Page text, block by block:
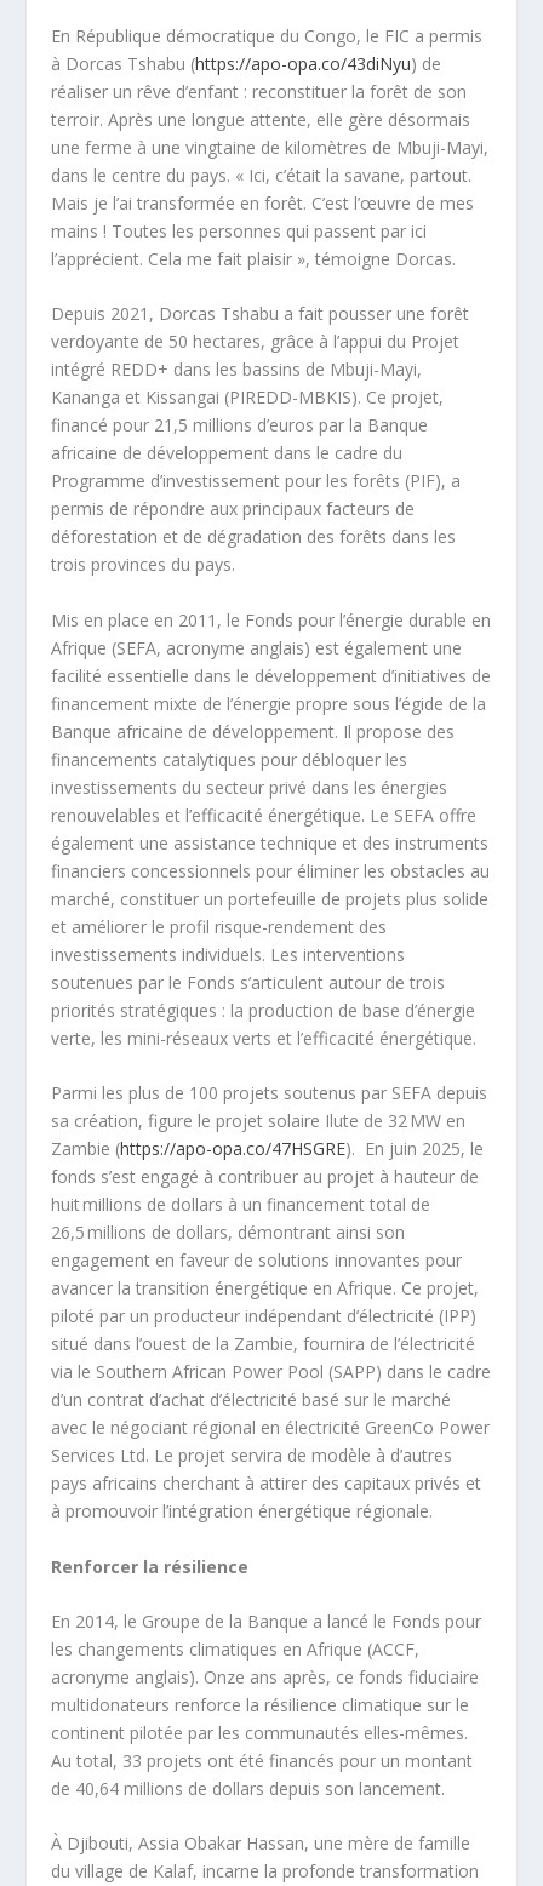
En République démocratique du Congo, le FIC a permis
à Dorcas Tshabu (https://apo-opa.co/43diNyu) de
réaliser un rêve d’enfant : reconstituer la forêt de son
terroir. Après une longue attente, elle gère désormais
une ferme à une vingtaine de kilomètres de Mbuji-Mayi,
dans le centre du pays. « Ici, c’était la savane, partout.
Mais je l’ai transformée en forêt. C’est l’œuvre de mes
mains ! Toutes les personnes qui passent par ici
l’apprécient. Cela me fait plaisir », témoigne Dorcas.
Depuis 2021, Dorcas Tshabu a fait pousser une forêt
verdoyante de 50 hectares, grâce à l’appui du Projet
intégré REDD+ dans les bassins de Mbuji-Mayi,
Kananga et Kissangai (PIREDD-MBKIS). Ce projet,
financé pour 21,5 millions d’euros par la Banque
africaine de développement dans le cadre du
Programme d’investissement pour les forêts (PIF), a
permis de répondre aux principaux facteurs de
déforestation et de dégradation des forêts dans les
trois provinces du pays.
Mis en place en 2011, le Fonds pour l’énergie durable en
Afrique (SEFA, acronyme anglais) est également une
facilité essentielle dans le développement d’initiatives de
financement mixte de l’énergie propre sous l’égide de la
Banque africaine de développement. Il propose des
financements catalytiques pour débloquer les
investissements du secteur privé dans les énergies
renouvelables et l’efficacité énergétique. Le SEFA offre
également une assistance technique et des instruments
financiers concessionnels pour éliminer les obstacles au
marché, constituer un portefeuille de projets plus solide
et améliorer le profil risque-rendement des
investissements individuels. Les interventions
soutenues par le Fonds s’articulent autour de trois
priorités stratégiques : la production de base d’énergie
verte, les mini-réseaux verts et l’efficacité énergétique.
Parmi les plus de 100 projets soutenus par SEFA depuis
sa création, figure le projet solaire Ilute de 32 MW en
Zambie (https://apo-opa.co/47HSGRE). En juin 2025, le
fonds s’est engagé à contribuer au projet à hauteur de
huit millions de dollars à un financement total de
26,5 millions de dollars, démontrant ainsi son
engagement en faveur de solutions innovantes pour
avancer la transition énergétique en Afrique. Ce projet,
piloté par un producteur indépendant d’électricité (IPP)
situé dans l’ouest de la Zambie, fournira de l’électricité
via le Southern African Power Pool (SAPP) dans le cadre
d’un contrat d’achat d’électricité basé sur le marché
avec le négociant régional en électricité GreenCo Power
Services Ltd. Le projet servira de modèle à d’autres
pays africains cherchant à attirer des capitaux privés et
à promouvoir l’intégration énergétique régionale.
Renforcer la résilience
En 2014, le Groupe de la Banque a lancé le Fonds pour
les changements climatiques en Afrique (ACCF,
acronyme anglais). Onze ans après, ce fonds fiduciaire
multidonateurs renforce la résilience climatique sur le
continent pilotée par les communautés elles-mêmes.
Au total, 33 projets ont été financés pour un montant
de 40,64 millions de dollars depuis son lancement.
À Djibouti, Assia Obakar Hassan, une mère de famille
du village de Kalaf, incarne la profonde transformation